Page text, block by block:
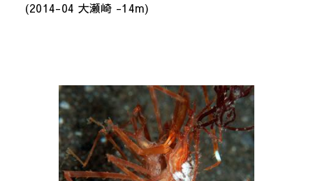
(2014-04 大瀬崎 -14m)